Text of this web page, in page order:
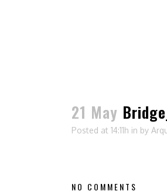
21 May
Posted at 14:11h in by
NO COMMENTS